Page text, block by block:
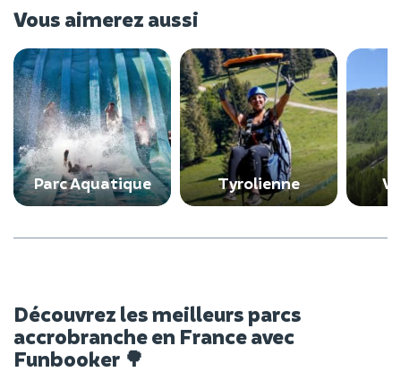
Vous aimerez aussi
Parc Aquatique Tyrolienne
Découvrez les meilleurs parcs
accrobranche en France avec
Funbooker 🌳